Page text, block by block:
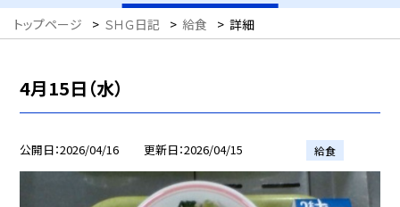
トップページ > ＳＨＧ日記 > 給食 > 詳細
4月15日（水）
公開日 2026/04/16 更新日 2026/04/15 給食